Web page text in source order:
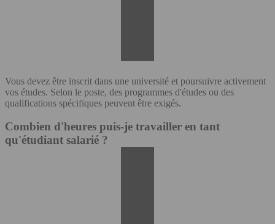
Vous devez être inscrit dans une université et poursuivre activement
vos études. Selon le poste, des programmes d'études ou des
qualifications spécifiques peuvent être exigés.
Combien d'heures puis-je travailler en tant
qu'étudiant salarié ?